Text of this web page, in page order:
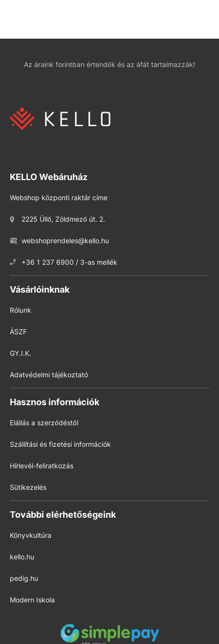
Az áraink forintban értendők és az áfát tartalmazzák!
KELLO Webáruház
Webshop központi raktár címe
2225 Üllő, Zöldmező út. 2.
webshoprendeles@kello.hu
+36 1 237 6900 / 3-as mellék
Vásárlóinknak
Rólunk
ÁSZF
GY.I.K.
Adatvédelmi tájékoztató
Hasznos információk
Elállás a szerződéstől
Szállítási és fizetési információk
Hírlevél-feliratkozás
Sütikezelés
További elérhetőségeink
Könyvkultúra
kello.hu
pedig.hu
Modern Iskola